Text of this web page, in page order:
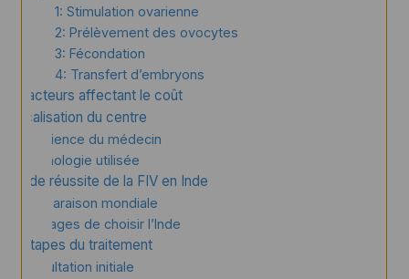
Étape 1: Stimulation ovarienne
Étape 2: Prélèvement des ovocytes
Étape 3: Fécondation
Étape 4: Transfert d’embryons
facteurs affectant le coût
localisation du centre
Expérience du médecin
Technologie utilisée
de réussite de la FIV en Inde
Comparaison mondiale
Avantages de choisir l’Inde
étapes du traitement
Consultation initiale